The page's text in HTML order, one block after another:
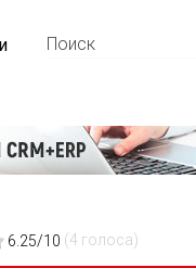
6.25/10 (4 голоса)